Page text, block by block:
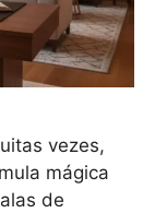
vezes,
mágica
de